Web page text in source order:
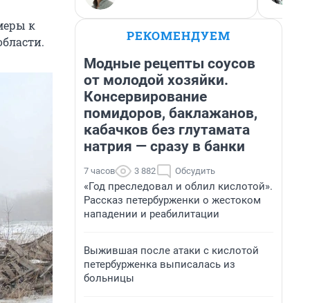
к
РЕКОМЕНДУЕМ
Модные рецепты соусов
от молодой хозяйки.
Консервирование
помидоров, баклажанов,
кабачков без глутамата
натрия — сразу в банки
7 часов 3 882 Обсудить
«Год преследовал и облил кислотой».
Рассказ петербурженки о жестоком
нападении и реабилитации
Выжившая после атаки с кислотой
петербурженка выписалась из
больницы